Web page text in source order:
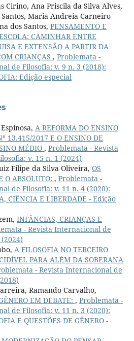
Cirino, Ana Priscila da Silva Alves,
Santos, Maria Andreia Carneiro
dos Santos, PENSAMENTO E
CAMINHAR ENTRE
E EXTENSÃO A PARTIR DA
CRIANÇAS , Problemata -
de Filosofia: v. 9 n. 3 (2018):
Edição especial
A REFORMA DO ENSINO
13.415/2017 E O ENSINO DE
MÉDIO , Problemata - Revista
v. 15 n. 1 (2024)
Filipe da Silva Oliveira, OS
O ABSOLUTO: , Problemata -
de Filosofia: v. 11 n. 4 (2020):
CIÊNCIA E LIBERDADE - Edição
INFÂNCIAS, CRIANÇAS E
- Revista Internacional de
A FILOSOFIA NO TERCEIRO
PARA ALÉM DA SOBERANA
- Revista Internacional de
Ramando Carvalho,
EM DEBATE: , Problemata -
de Filosofia: v. 11 n. 3 (2020):
E QUESTÕES DE GÊNERO -